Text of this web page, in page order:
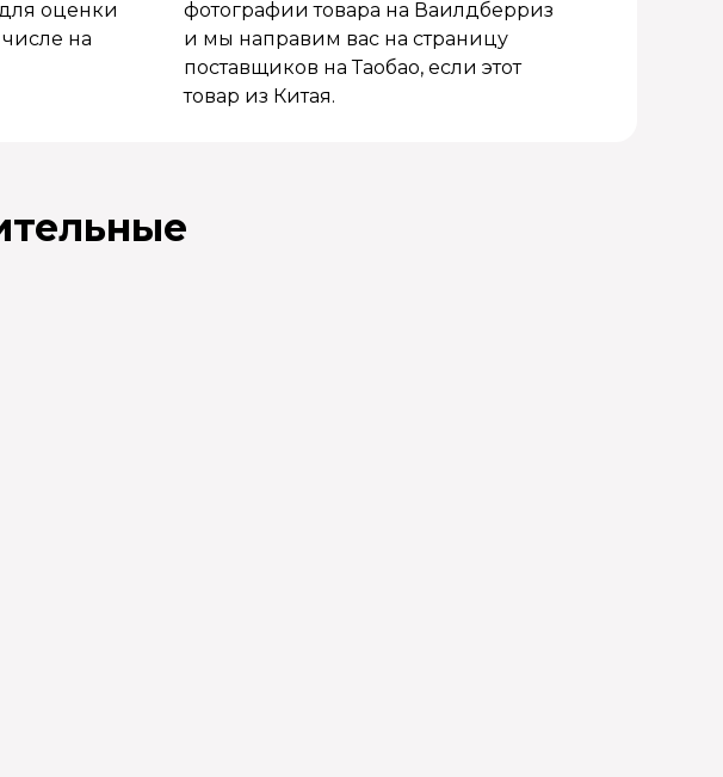
оценки
на
фотографии товара на Ваилдберриз
и мы направим вас на страницу
поставщиков на Таобао, если этот
товар из Китая.